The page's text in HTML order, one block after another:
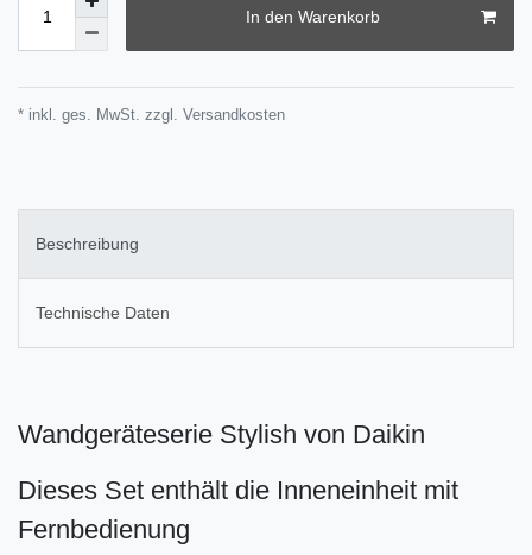
In den Warenkorb
* inkl. ges. MwSt. zzgl. Versandkosten
Beschreibung
Technische Daten
Wandgeräteserie Stylish von Daikin
Dieses Set enthält die Inneneinheit mit
Fernbedienung